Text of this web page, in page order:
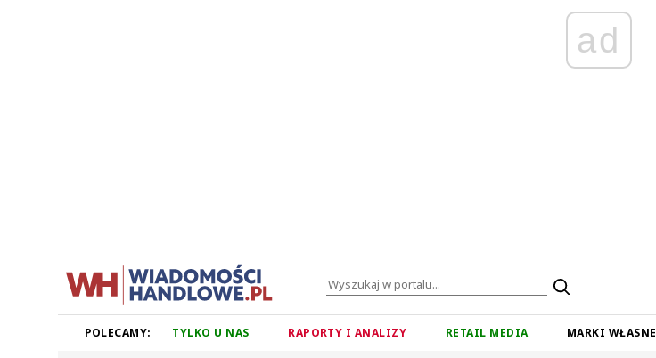
ad
POLECAMY: TYLKO U NAS RAPORTY I ANALIZY RETAIL MEDIA MARKI WŁASNE